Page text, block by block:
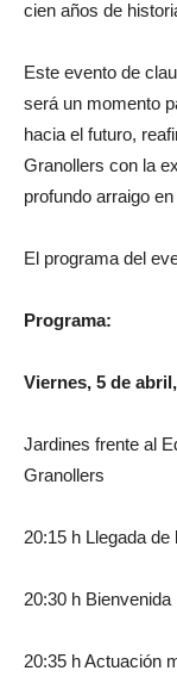
cien años de
Este evento de
será un momento
hacia el futuro,
Granollers con la
profundo arraigo
El programa del
Programa:
Viernes, 5 de
Jardines frente al
Granollers
20:15 h Llegada
20:30 h Bienvenida
20:35 h Actuación